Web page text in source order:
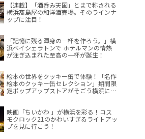
【連載】「酒呑み天国」とまで称される
横浜髙島屋の和洋酒売場。そのラインナ
ップに注目！
「記憶に残る渾身の一杯を作ろう。」横
浜ベイシェラトンで ホテルマンの情熱
が注ぎ込まれた至高の一杯が誕生！
絵本の世界をクッキー缶で体験！「名作
絵本のクッキー缶セレクション」期間限
定ポップアップストアがそごう横浜に登
映画「ちいかわ 」が横浜を彩る！コス
モクロック21のかわいすぎるライトアッ
プを見に行こう！